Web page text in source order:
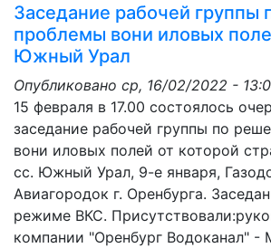
Заседание рабочей
проблемы вони иловых
Южный Урал
Опубликовано ср, 16/02/2022 -
15 февраля в 17.00 состоялось
заседание рабочей группы по
вони иловых полей от которой
сс. Южный Урал, 9-е января,
Авиагородок г. Оренбурга.
режиме ВКС.
компании "Оренбург Водоканал" -